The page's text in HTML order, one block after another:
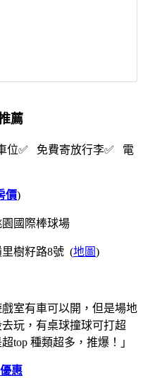
薦
位✅ 免費寄放行李✅ 電
價)
國際棒球場
樹籽路8號 (地圖)
戲室有車可以開，但是場地
玩，有桌球撞球可打超
top 種類超多，推爆！」
惠